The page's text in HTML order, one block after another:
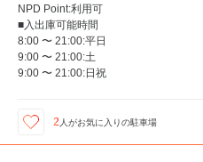
NPD Point:利用可
■入出庫可能時間
8:00 〜 21:00:平日
9:00 〜 21:00:土
9:00 〜 21:00:日祝
2 人がお気に入りの駐車場